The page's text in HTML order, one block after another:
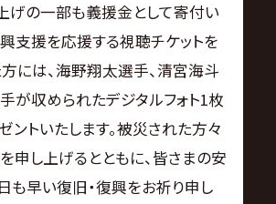
げの一部も義援金として寄付い
興支援を応援する視聴チケットを
には、海野翔太選手、清宮海斗
が収められたデジタルフォト1枚
ントいたします。被災された方々
申し上げるとともに、皆さまの安
も早い復旧・復興をお祈り申し